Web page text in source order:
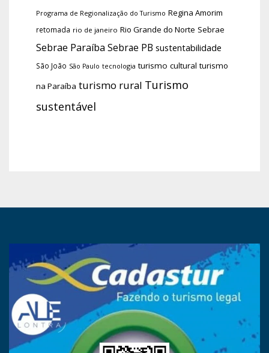
Programa de Regionalização do Turismo Regina Amorim
retomada rio de janeiro Rio Grande do Norte Sebrae
Sebrae Paraíba Sebrae PB sustentabilidade
São João São Paulo tecnologia turismo cultural turismo
na Paraíba turismo rural Turismo
sustentável